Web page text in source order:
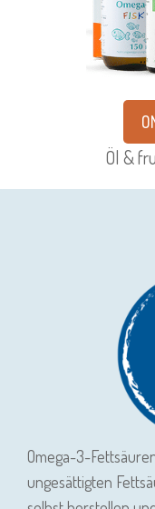
Öl &
Omega-3-
ungesättigten